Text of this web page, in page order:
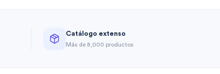
Catálogo extenso
Más de 8,000 productos